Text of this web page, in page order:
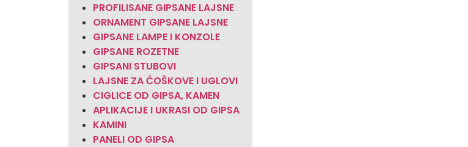
PROFILISANE GIPSANE LAJSNE
ORNAMENT GIPSANE LAJSNE
GIPSANE LAMPE I KONZOLE
GIPSANE ROZETNE
GIPSANI STUBOVI
LAJSNE ZA ĆOŠKOVE I UGLOVI
CIGLICE OD GIPSA, KAMEN
APLIKACIJE I UKRASI OD GIPSA
KAMINI
PANELI OD GIPSA